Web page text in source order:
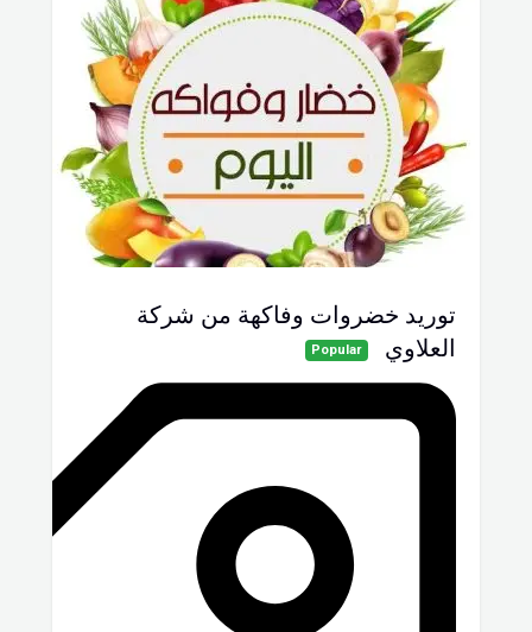
توريد خضروات وفاكهة من شركة
العلاوي
Popular